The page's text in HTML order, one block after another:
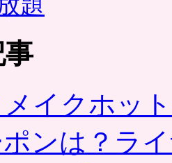
題
イクホッ
ンは？ラ